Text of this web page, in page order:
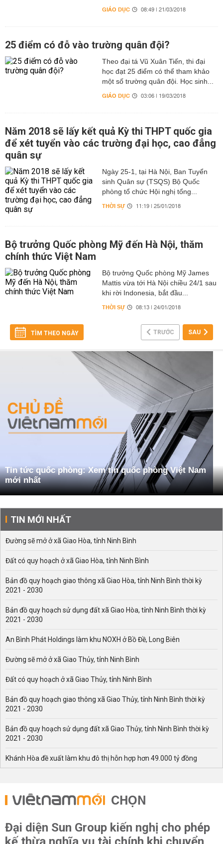
GIÁO DỤC 08:49 | 21/03/2018
25 điểm có đỗ vào trường quân đội?
Theo đại tá Vũ Xuân Tiến, thi đại
học đạt 25 điểm có thể tham khảo
một số trường quân đội. Học sinh...
GIÁO DỤC 03:06 | 19/03/2018
Năm 2018 sẽ lấy kết quả Kỳ thi THPT quốc gia
để xét tuyển vào các trường đại học, cao đẳng
quân sự
Ngày 25-1, tại Hà Nội, Ban Tuyển
sinh Quân sự (TSQS) Bộ Quốc
phòng tổ chức Hội nghị tổng...
THỜI SỰ 11:19 | 25/01/2018
Bộ trưởng Quốc phòng Mỹ đến Hà Nội, thăm
chính thức Việt Nam
Bộ trưởng Quốc phòng Mỹ James
Mattis vừa tới Hà Nội chiều 24/1 sau
khi rời Indonesia, bắt đầu...
THỜI SỰ 08:13 | 24/01/2018
TÌM THEO NGÀY TRƯỚC SAU
Tin tức quốc phòng: Xem tin quốc phòng Việt Nam
mới nhất
TIN MỚI NHẤT
Đường sẽ mở ở xã Giao Hòa, tỉnh Ninh Bình
Đất có quy hoạch ở xã Giao Hòa, tỉnh Ninh Bình
Bản đồ quy hoạch giao thông xã Giao Hòa, tỉnh Ninh Bình thời kỳ
2021 - 2030
Bản đồ quy hoạch sử dụng đất xã Giao Hòa, tỉnh Ninh Bình thời kỳ
2021 - 2030
An Bình Phát Holdings làm khu NOXH ở Bồ Đề, Long Biên
Đường sẽ mở ở xã Giao Thủy, tỉnh Ninh Bình
Đất có quy hoạch ở xã Giao Thủy, tỉnh Ninh Bình
Bản đồ quy hoạch giao thông xã Giao Thủy, tỉnh Ninh Bình thời kỳ
2021 - 2030
Bản đồ quy hoạch sử dụng đất xã Giao Thủy, tỉnh Ninh Bình thời kỳ
2021 - 2030
Khánh Hòa đề xuất làm khu đô thị hỗn hợp hơn 49.000 tỷ đồng
CHỌN
Đại diện Sun Group kiến nghị cho phép